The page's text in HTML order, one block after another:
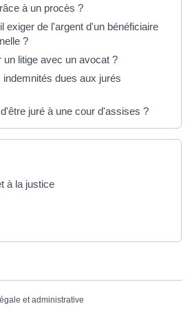
à un procès ?
exiger de l'argent d'un bénéficiaire
?
un litige avec un avocat ?
dues aux jurés
juré à une cour d'assises ?
à la justice
et administrative